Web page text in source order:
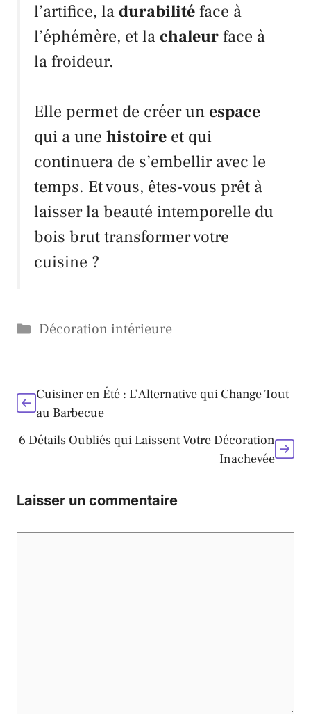
l’artifice, ladurabilitéface à
l’éphémère, et lachaleurface à
la froideur.
Elle permet de créer unespace
qui a une histoire et qui
continuera de s’embellir avec le
temps. Et vous, êtes-vous prêt à
laisser la beauté intemporelle du
bois brut transformer votre
cuisine ?
Catégories
Décoration intérieure
Cuisiner en Été : L’Alternative qui Change Tout
au Barbecue
6 Détails Oubliés qui Laissent Votre Décoration
Inachevée
Laisser un commentaire